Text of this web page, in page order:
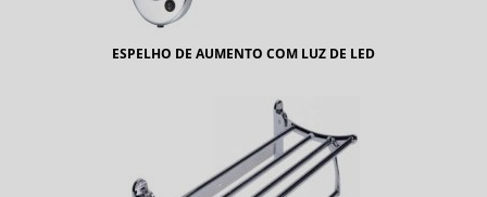
ESPELHO DE AUMENTO COM LUZ DE LED